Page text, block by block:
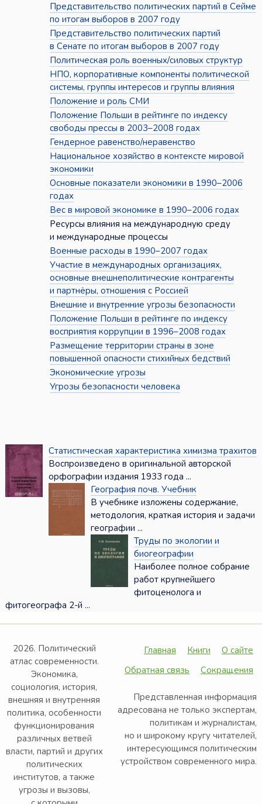
Представительство политических партий в Сейме
по итогам выборов в 2007 году
Представительство политических партий
в Сенате по итогам выборов в 2007 году
Политическая роль военных/силовых структур
НПО, корпоративные компоненты политической
системы, группы интересов и группы влияния
Положение и роль СМИ
Положение Польши в рейтинге по индексу
свободы прессы в 2003–2008 годах
Гендерное равенство/неравенство
Национальное хозяйство в контексте мировой
экономики
Основные показатели экономики в 1990–2006
годах
Вес в мировой экономике в 1990–2006 годах
Ресурсы влияния на международную среду
и международные процессы
Военные расходы в 1990–2007 годах
Участие в международных организациях,
основные внешнеполитические контрагенты
и партнёры, отношения с Россией
Внешние и внутренние угрозы безопасности
Положение Польши в рейтинге по индексу
восприятия коррупции в 1996–2008 годах
Размещение территории страны в зоне
повышенной опасности стихийных бедствий
Экономические угрозы
Угрозы безопасности человека
Статистическая характеристика химизма трахитов
Воспроизведено в оригинальной авторской
орфографии издания 1933 года ...
География почв. Учебник
В учебнике изложены содержание,
методология, краткая история и задачи
географии ...
Труды по экологии и
биогеографии
Наиболее полное собрание
работ крупнейшего
фитоценолога и
фитогеографа 2-й ...
2026. Политический
атлас современности.
Экономика,
социология, история,
внешняя и внутренняя
политика, особенности
функционирования
различных ветвей
власти, партий и других
политических
институтов, а также
угрозы и вызовы,
Главная Книги
О сайте
Обратная связь
Сокращения
Представленная информация
адресована не только экспертам,
политикам и журналистам,
но и широкому кругу читателей,
интересующимся политическим
устройством современного мира.